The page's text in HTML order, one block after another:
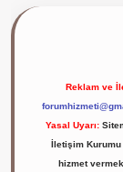
Reklam ve
Yasal Uyarı:
İletişim Kurumu
hizmet